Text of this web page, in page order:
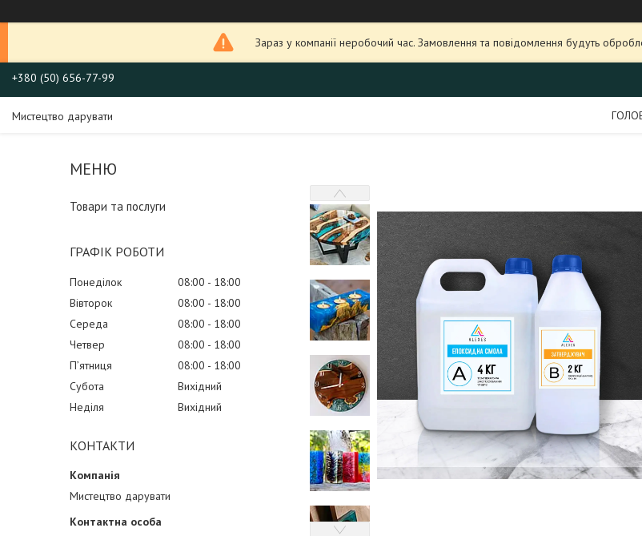
Зараз у компанії неробочий час. Замовлення та повідомлення будуть
+380 (50) 656-77-99
Мистецтво дарувати
Товари та послуги
ГРАФІК РОБОТИ
Понеділок 08:00
18:00
Вівторок
08:00
18:00
Середа
08:00
18:00
Четвер
08:00
18:00
Пʼятниця
08:00
18:00
Субота
Вихідний
Неділя
Вихідний
КОНТАКТИ
Мистецтво дарувати